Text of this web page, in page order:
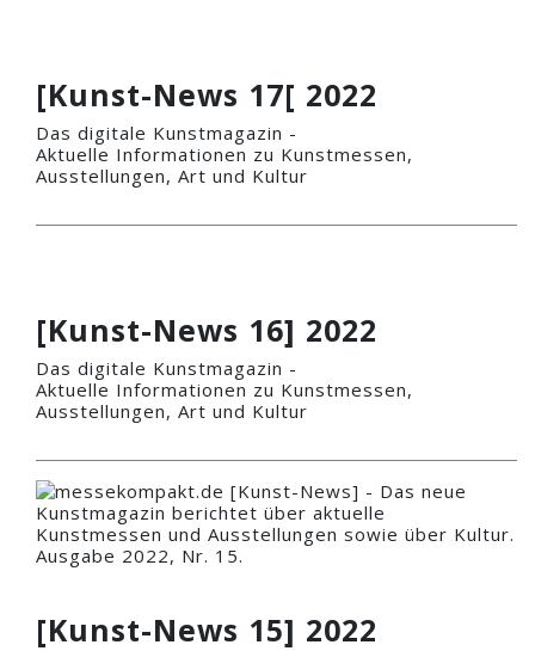
[Kunst-News 17[ 2022
Das digitale Kunstmagazin -
Aktuelle Informationen zu Kunstmessen,
Ausstellungen, Art und Kultur
[Kunst-News 16] 2022
Das digitale Kunstmagazin -
Aktuelle Informationen zu Kunstmessen,
Ausstellungen, Art und Kultur
[Kunst-News 15] 2022